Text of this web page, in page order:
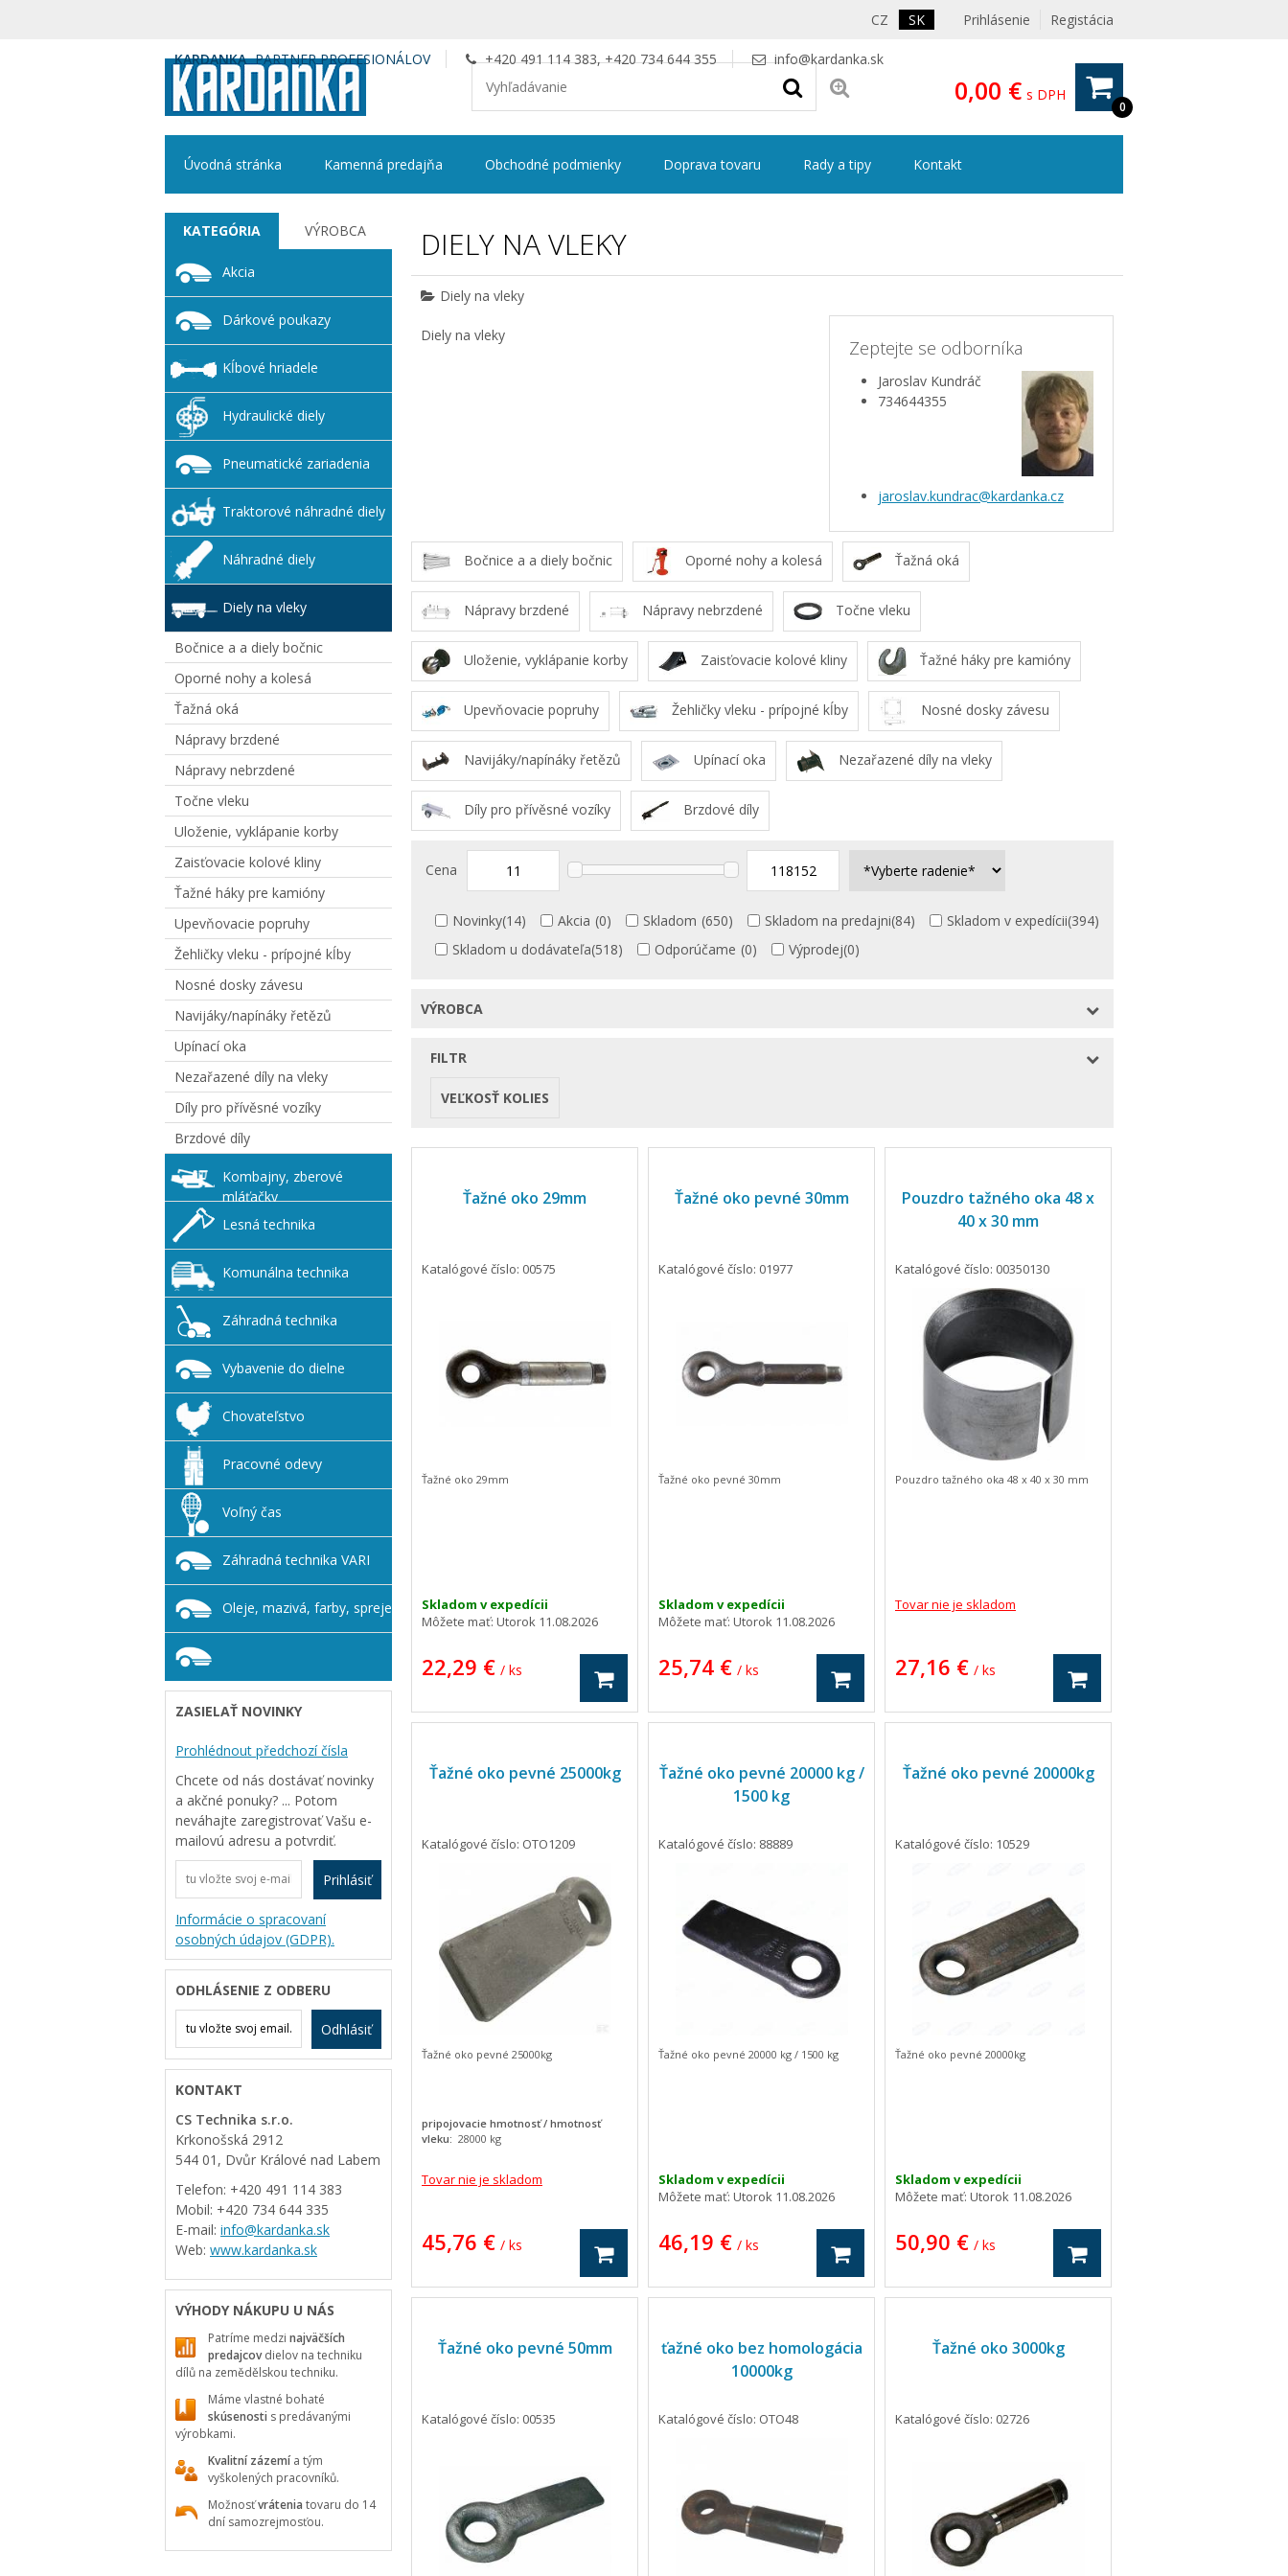
Prihlásenie Registácia
CZ SK
KARDANKA PARTNER PROFESIONÁLOV +420 491 114 383, +420 734 644 355 info@kardanka.sk
0
0,00 € s DPH
Úvodná stránka Kamenná predajňa Obchodné podmienky Doprava tovaru Rady a tipy Kontakt
DIELY NA VLEKY
Diely na vleky
Zeptejte se odborníka
Jaroslav Kundráč
734644355
jaroslav.kundrac@kardanka.cz
Diely na vleky
Bočnice a a diely bočnic Oporné nohy a kolesá Ťažná oká
Nápravy brzdené Nápravy nebrzdené Točne vleku
Uloženie, vyklápanie korby Zaisťovacie kolové kliny Ťažné háky pre kamióny
Upevňovacie popruhy Žehličky vleku - prípojné kĺby Nosné dosky závesu
Navijáky/napínáky řetězů Upínací oka Nezařazené díly na vleky
Díly pro přívěsné vozíky Brzdové díly
Cena
Novinky(14) Akcia (0) Skladom (650) Skladom na predajni(84) Skladom v expedícii(394)
Skladom u dodávateľa(518) Odporúčame (0) Výprodej(0)
VÝROBCA
FILTR
VEĽKOSŤ KOLIES
Ťažné oko 29mm
Katalógové číslo: 00575
Skladom v expedícii
Môžete mať: Utorok 11.08.2026
22,29 € / ks
Ťažné oko 29mm
Ťažné oko pevné 30mm
Katalógové číslo: 01977
Skladom v expedícii
Môžete mať: Utorok 11.08.2026
25,74 € / ks
Ťažné oko pevné 30mm
Pouzdro tažného oka 48 x
40 x 30 mm
Katalógové číslo: 00350130
Tovar nie je skladom
27,16 € / ks
Pouzdro tažného oka 48 x 40 x 30 mm
Ťažné oko pevné 25000kg
Katalógové číslo: OTO1209
Tovar nie je skladom
45,76 € / ks
Ťažné oko pevné 25000kg
pripojovacie hmotnosť / hmotnosť
vleku: 28000 kg
Ťažné oko pevné 20000 kg /
1500 kg
Katalógové číslo: 88889
Skladom v expedícii
Môžete mať: Utorok 11.08.2026
46,19 € / ks
Ťažné oko pevné 20000 kg / 1500 kg
Ťažné oko pevné 20000kg
Katalógové číslo: 10529
Skladom v expedícii
Môžete mať: Utorok 11.08.2026
50,90 € / ks
Ťažné oko pevné 20000kg
Ťažné oko pevné 50mm
Katalógové číslo: 00535
ťažné oko bez homologácia
10000kg
Katalógové číslo: OTO48
Ťažné oko 3000kg
Katalógové číslo: 02726
KATEGÓRIA VÝROBCA
Akcia
Dárkové poukazy
Kĺbové hriadele
Hydraulické diely
Pneumatické zariadenia
Traktorové náhradné diely
Náhradné diely
Diely na vleky
Bočnice a a diely bočnic
Oporné nohy a kolesá
Ťažná oká
Nápravy brzdené
Nápravy nebrzdené
Točne vleku
Uloženie, vyklápanie korby
Zaisťovacie kolové kliny
Ťažné háky pre kamióny
Upevňovacie popruhy
Žehličky vleku - prípojné kĺby
Nosné dosky závesu
Navijáky/napínáky řetězů
Upínací oka
Nezařazené díly na vleky
Díly pro přívěsné vozíky
Brzdové díly
Kombajny, zberové
mláťačky
Lesná technika
Komunálna technika
Záhradná technika
Vybavenie do dielne
Chovateľstvo
Pracovné odevy
Voľný čas
Záhradná technika VARI
Oleje, mazivá, farby, spreje
ZASIELAŤ NOVINKY
Prohlédnout předchozí čísla
Chcete od nás dostávať novinky
a akčné ponuky? ... Potom
neváhajte zaregistrovať Vašu e-
mailovú adresu a potvrdiť.
Prihlásiť
Informácie o spracovaní
osobných údajov (GDPR).
ODHLÁSENIE Z ODBERU
Odhlásiť
KONTAKT
CS Technika s.r.o.
Krkonošská 2912
544 01, Dvůr Králové nad Labem
Telefon: +420 491 114 383
Mobil: +420 734 644 335
E-mail: info@kardanka.sk
Web: www.kardanka.sk
VÝHODY NÁKUPU U NÁS
Patríme medzi najväčších
predajcovdielov na techniku
dílů na zemědělskou techniku.
Máme vlastné bohaté
skúsenosti s predávanými
výrobkami.
Kvalitní zázemía tým
vyškolených pracovníků.
Možnosťvrátenia tovaru do 14
dní samozrejmosťou.